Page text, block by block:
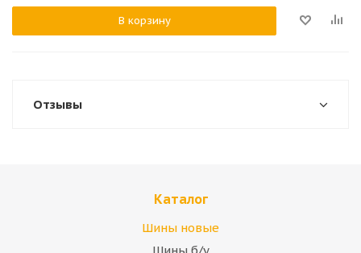
В корзину
Отзывы
Каталог
Шины новые